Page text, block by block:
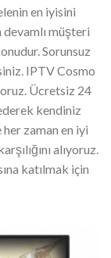
en iyisini
devamlı müşteri
Sorunsuz
IPTV Cosmo
Ücretsiz 24
kendiniz
zaman en iyi
alıyoruz.
katılmak için